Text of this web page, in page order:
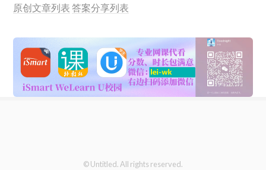
原创文章列表 答案分享列表
© Untitled. All rights reserved.